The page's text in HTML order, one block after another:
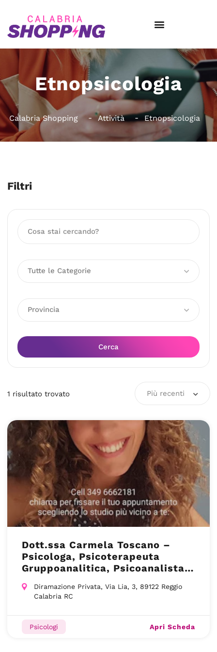
Etnopsicologia
Calabria Shopping Attività Etnopsicologia
Filtri
Tutte le Categorie
Provincia
Cerca
1 risultato trovato Più recenti
Dott.ssa Carmela Toscano –
Psicologa, Psicoterapeuta
Gruppoanalitica, Psicoanalista –
Diramazione Privata, Via Lia, 3, 89122 Reggio
Calabria RC
Psicologi Apri Scheda